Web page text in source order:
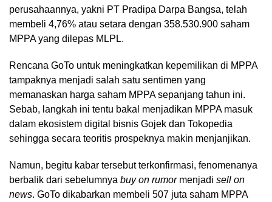
perusahaannya, yakni PT Pradipa Darpa Bangsa, telah
membeli 4,76% atau setara dengan 358.530.900 saham
MPPA yang dilepas MLPL.
Rencana GoTo untuk meningkatkan kepemilikan di MPPA
tampaknya menjadi salah satu sentimen yang
memanaskan harga saham MPPA sepanjang tahun ini.
Sebab, langkah ini tentu bakal menjadikan MPPA masuk
dalam ekosistem digital bisnis Gojek dan Tokopedia
sehingga secara teoritis prospeknya makin menjanjikan.
Namun, begitu kabar tersebut terkonfirmasi, fenomenanya
berbalik dari sebelumnya buy on rumormenjadi sell on
news. GoTo dikabarkan membeli 507 juta saham MPPA